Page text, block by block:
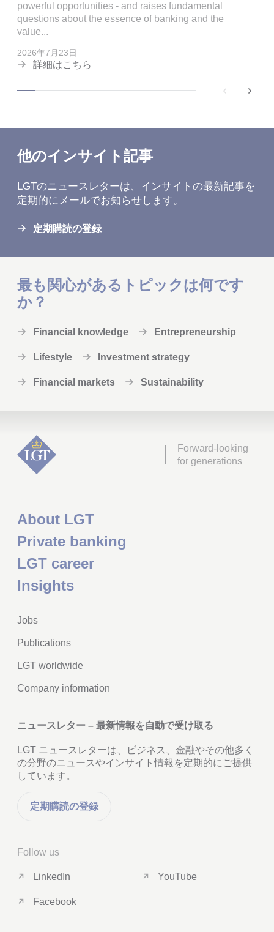
powerful opportunities - and raises fundamental
questions about the essence of banking and the
value...
2026年7月23日
詳細はこちら
他のインサイト記事
LGTのニュースレターは、インサイトの最新記事を
定期的にメールでお知らせします。
定期購読の登録
最も関心があるトピックは何です
か？
Financial knowledge Entrepreneurship
Lifestyle Investment strategy
Financial markets Sustainability
Forward-looking
for generations
About LGT
Private banking
LGT career
Insights
Jobs
Publications
LGT worldwide
Company information
ニュースレター – 最新情報を自動で受け取る
LGT ニュースレターは、ビジネス、金融やその他多く
の分野のニュースやインサイト情報を定期的にご提供
しています。
定期購読の登録
Follow us
LinkedIn
Facebook
YouTube